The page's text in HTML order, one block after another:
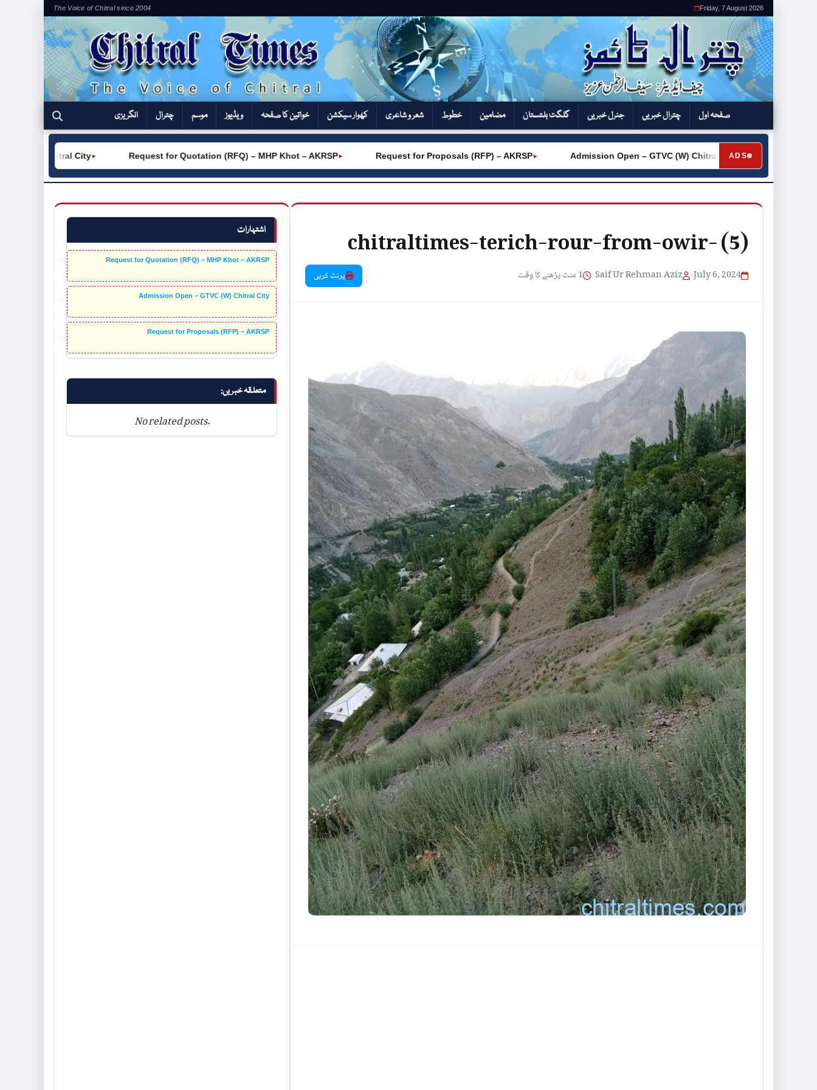
The Voice of Chitral since 2004 Friday, 7 August 2026
صفحہ اول چترال خبریں جنرل خبریں گلگت بلتستان مضامین خطوط شعر و شاعری کھوار سیکشن‎ خواتین کا صفحہ ویڈیوز موسم چترال انگریزی
ADS
►
Request for Quotation (RFQ) – MHP Khot – AKRSP
►
(W) Chitral City Admission Open – GTVC (W) Chitral City
►
Request for Proposals (RFP) – AKRSP
اشتہارات
Request for Quotation (RFQ) – MHP Khot – AKRSP
Admission Open – GTVC (W) Chitral City
Request for Proposals (RFP) – AKRSP
متعلقہ خبریں:
No related posts.
chitraltimes-terich-rour-from-owir- (5)
July 6, 2024
•
Saif Ur Rehman Aziz
• 1 منٹ پڑھنے کا وقت پرنٹ کریں